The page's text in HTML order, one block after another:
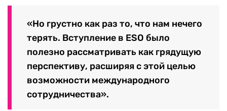
«Но грустно как раз то, что нам нечего
терять. Вступление в ESO было
полезно рассматривать как грядущую
перспективу, расширяя с этой целью
возможности международного
сотрудничества».